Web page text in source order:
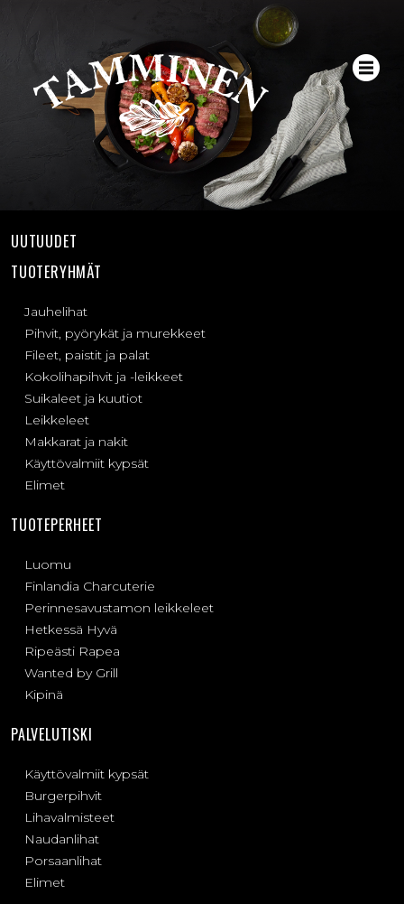
UUTUUDET
TUOTERYHMÄT
Jauhelihat
Pihvit, pyörykät ja murekkeet
Fileet, paistit ja palat
Kokolihapihvit ja -leikkeet
Suikaleet ja kuutiot
Leikkeleet
Makkarat ja nakit
Käyttövalmiit kypsät
Elimet
TUOTEPERHEET
Luomu
Finlandia Charcuterie
Perinnesavustamon leikkeleet
Hetkessä Hyvä
Ripeästi Rapea
Wanted by Grill
Kipinä
PALVELUTISKI
Käyttövalmiit kypsät
Burgerpihvit
Lihavalmisteet
Naudanlihat
Porsaanlihat
Elimet